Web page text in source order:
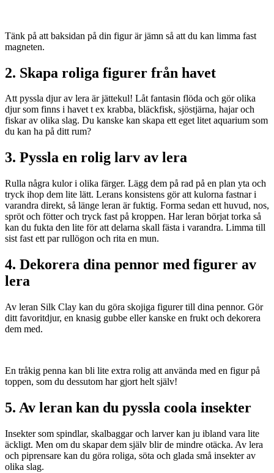
Tänk på att baksidan på din figur är jämn så att du kan limma fast
magneten.
2. Skapa roliga figurer från havet
Att pyssla djur av lera är jättekul! Låt fantasin flöda och gör olika
djur som finns i havet t ex krabba, bläckfisk, sjöstjärna, hajar och
fiskar av olika slag. Du kanske kan skapa ett eget litet aquarium som
du kan ha på ditt rum?
3. Pyssla en rolig larv av lera
Rulla några kulor i olika färger. Lägg dem på rad på en plan yta och
tryck ihop dem lite lätt. Lerans konsistens gör att kulorna fastnar i
varandra direkt, så länge leran är fuktig. Forma sedan ett huvud, nos,
spröt och fötter och tryck fast på kroppen. Har leran börjat torka så
kan du fukta den lite för att delarna skall fästa i varandra. Limma till
sist fast ett par rullögon och rita en mun.
4. Dekorera dina pennor med figurer av
lera
Av leran Silk Clay kan du göra skojiga figurer till dina pennor. Gör
ditt favoritdjur, en knasig gubbe eller kanske en frukt och dekorera
dem med.
En tråkig penna kan bli lite extra rolig att använda med en figur på
toppen, som du dessutom har gjort helt själv!
5. Av leran kan du pyssla coola insekter
Insekter som spindlar, skalbaggar och larver kan ju ibland vara lite
äckligt. Men om du skapar dem själv blir de mindre otäcka. Av lera
och piprensare kan du göra roliga, söta och glada små insekter av
olika slag.